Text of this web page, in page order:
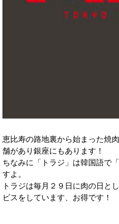
恵比寿の路地裏から始まった焼
舗があり銀座にもあります！
ちなみに「トラジ」は韓国語で
すよ。
トラジは毎月２９日に肉の日と
ビスをしています、お得です！